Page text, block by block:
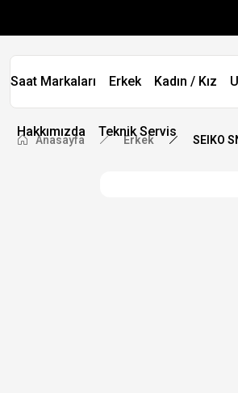
Saat Markaları Erkek Kadın / Kız
Hakkımızda Teknik Servis
Anasayfa Erkek SEIKO